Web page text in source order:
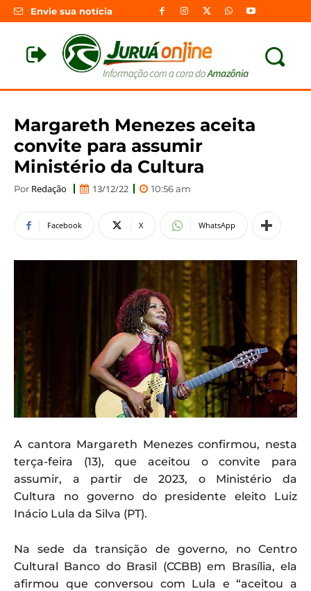
Envie sua notícia
Margareth Menezes aceita
convite para assumir
Ministério da Cultura
Por Redação 13/12/22 10:56 am
Facebook X WhatsApp
A cantora Margareth Menezes confirmou, nesta
terça-feira (13), que aceitou o convite para
assumir, a partir de 2023, o Ministério da
Cultura no governo do presidente eleito Luiz
Inácio Lula da Silva (PT).
Na sede da transição de governo, no Centro
Cultural Banco do Brasil (CCBB) em Brasília, ela
afirmou que conversou com Lula e “aceitou a